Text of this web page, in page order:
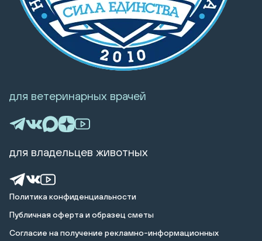
Политика конфиденциальности
Публичная оферта и образец сметы
Cогласие на получение рекламно-информационных
для ветеринарных врачей
для владельцев животных